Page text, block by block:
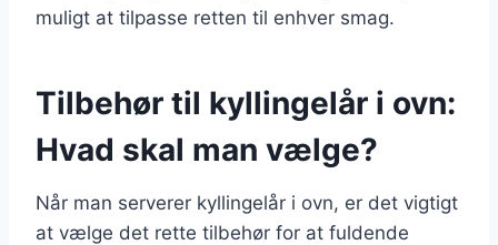
muligt at tilpasse retten til enhver smag.
Tilbehør til kyllingelår i ovn:
Hvad skal man vælge?
Når man serverer kyllingelår i ovn, er det vigtigt
at vælge det rette tilbehør for at fuldende